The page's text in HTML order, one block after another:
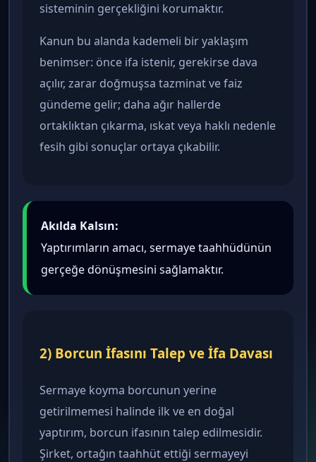
sisteminin gerçekliğini korumaktır.
Kanun bu alanda kademeli bir yaklaşım
benimser: önce ifa istenir, gerekirse dava
açılır, zarar doğmuşsa tazminat ve faiz
gündeme gelir; daha ağır hallerde
ortaklıktan çıkarma, ıskat veya haklı nedenle
fesih gibi sonuçlar ortaya çıkabilir.
Akılda Kalsın:
Yaptırımların amacı, sermaye taahhüdünün
gerçeğe dönüşmesini sağlamaktır.
2) Borcun İfasını Talep ve İfa Davası
Sermaye koyma borcunun yerine
getirilmemesi halinde ilk ve en doğal
yaptırım, borcun ifasının talep edilmesidir.
Şirket, ortağın taahhüt ettiği sermayeyi